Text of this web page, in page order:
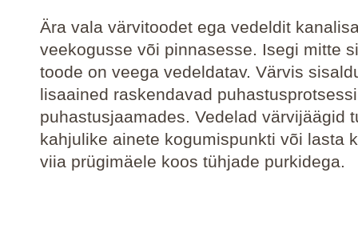
Ära vala värvitoodet ega vedeldit
veekogusse või pinnasesse. Isegi mitte
toode on veega vedeldatav. Värvis
lisaained raskendavad puhastusprotsessi
puhastusjaamades. Vedelad värvijäägid
kahjulike ainete kogumispunkti või lasta
viia prügimäele koos tühjade purkidega.